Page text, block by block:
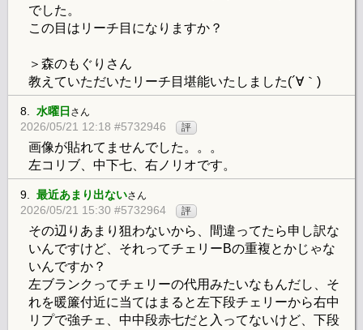
でした。
この目はリーチ目になりますか？
＞森のもぐりさん
教えていただいたリーチ目堪能いたしました(´∀｀)
8. 水曜日 さん
2026/05/21 12:18 #5732946 評
画像が貼れてませんでした。。。
左コリブ、中下七、右ノリオです。
9. 最近あまり出ないさん
2026/05/21 15:30 #5732964 評
その辺りあまり狙わないから、間違ってたら申し訳な
いんですけど、それってチェリーBの重複とかじゃな
いんですか？
左ブランクってチェリーの代用みたいなもんだし、そ
れを暖簾付近に当てはまると左下段チェリーから右中
リプで強チェ、中中段赤七だと入ってないけど、下段